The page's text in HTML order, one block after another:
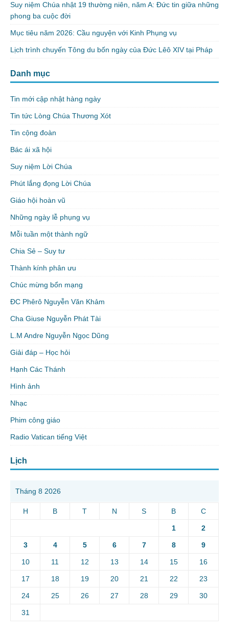
Suy niệm Chúa nhật 19 thường niên, năm A: Đức tin giữa những
phong ba cuộc đời
Mục tiêu năm 2026: Cầu nguyện với Kinh Phụng vụ
Lịch trình chuyến Tông du bốn ngày của Đức Lêô XIV tại Pháp
Danh mục
Tin mới cập nhật hàng ngày
Tin tức Lòng Chúa Thương Xót
Tin cộng đoàn
Bác ái xã hội
Suy niệm Lời Chúa
Phút lắng đọng Lời Chúa
Giáo hội hoàn vũ
Những ngày lễ phụng vụ
Mỗi tuần một thành ngữ
Chia Sẻ – Suy tư
Thành kính phân ưu
Chúc mừng bổn mạng
ĐC Phêrô Nguyễn Văn Khảm
Cha Giuse Nguyễn Phát Tài
L.M Andre Nguyễn Ngọc Dũng
Giải đáp – Học hỏi
Hạnh Các Thánh
Hình ảnh
Nhạc
Phim công giáo
Radio Vatican tiếng Việt
Lịch
Tháng 8 2026
H B T N S B C
1 2
3 4 5 6 7 8 9
10 11 12 13 14 15 16
17 18 19 20 21 22 23
24 25 26 27 28 29 30
31